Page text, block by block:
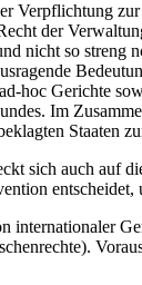
Verpflichtung
der
nicht so streng
hoc Gerichte
Im
Staaten
sich auch auf
internationaler